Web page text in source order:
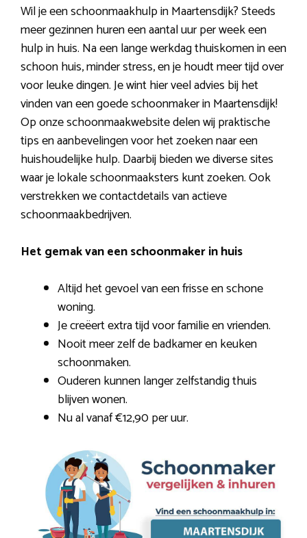
Wil je een schoonmaakhulp in Maartensdijk? Steeds
meer gezinnen huren een aantal uur per week een
hulp in huis. Na een lange werkdag thuiskomen in een
schoon huis, minder stress, en je houdt meer tijd over
voor leuke dingen. Je wint hier veel advies bij het
vinden van een goede schoonmaker in Maartensdijk!
Op onze schoonmaakwebsite delen wij praktische
tips en aanbevelingen voor het zoeken naar een
huishoudelijke hulp. Daarbij bieden we diverse sites
waar je lokale schoonmaaksters kunt zoeken. Ook
verstrekken we contactdetails van actieve
schoonmaakbedrijven.
Het gemak van een schoonmaker in huis
Altijd het gevoel van een frisse en schone
woning.
Je creëert extra tijd voor familie en vrienden.
Nooit meer zelf de badkamer en keuken
schoonmaken.
Ouderen kunnen langer zelfstandig thuis
blijven wonen.
Nu al vanaf €12,90 per uur.